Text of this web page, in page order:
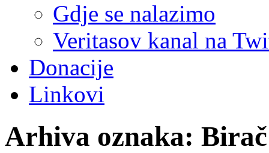
Gdje se nalazimo
Veritasov kanal na
Donacije
Linkovi
Arhiva oznaka: Birač